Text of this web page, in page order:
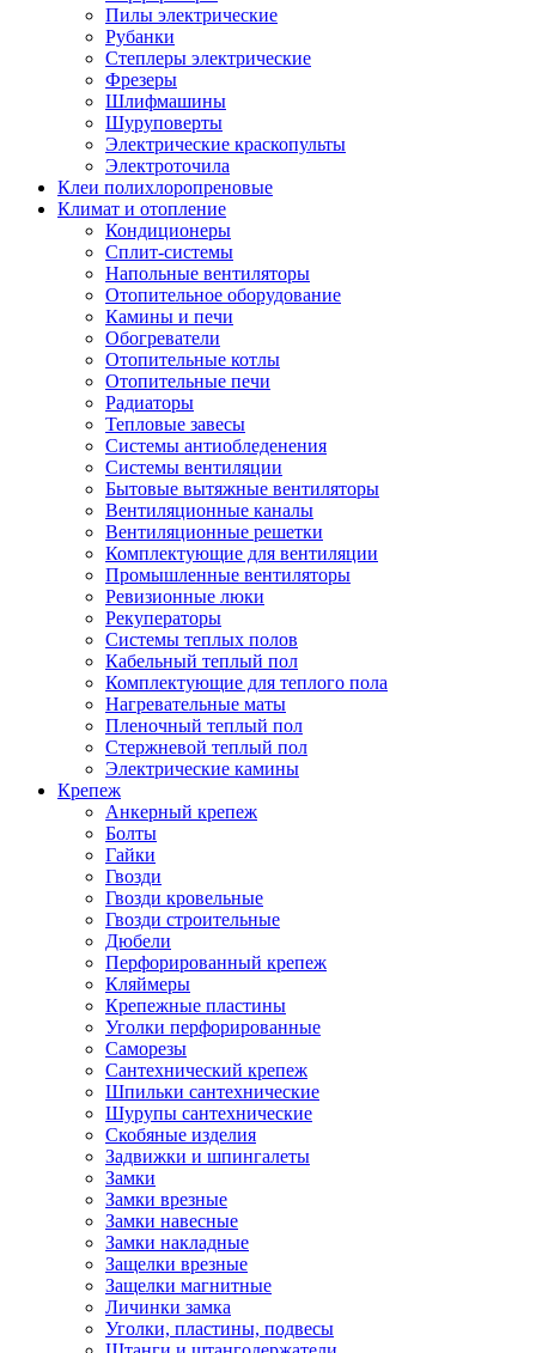
Пилы электрические
Рубанки
Степлеры электрические
Фрезеры
Шлифмашины
Шуруповерты
Электрические краскопульты
Электроточила
Клеи полихлоропреновые
Климат и отопление
Кондиционеры
Сплит-системы
Напольные вентиляторы
Отопительное оборудование
Камины и печи
Обогреватели
Отопительные котлы
Отопительные печи
Радиаторы
Тепловые завесы
Системы антиобледенения
Системы вентиляции
Бытовые вытяжные вентиляторы
Вентиляционные каналы
Вентиляционные решетки
Комплектующие для вентиляции
Промышленные вентиляторы
Ревизионные люки
Рекуператоры
Системы теплых полов
Кабельный теплый пол
Комплектующие для теплого пола
Нагревательные маты
Пленочный теплый пол
Стержневой теплый пол
Электрические камины
Крепеж
Анкерный крепеж
Болты
Гайки
Гвозди
Гвозди кровельные
Гвозди строительные
Дюбели
Перфорированный крепеж
Кляймеры
Крепежные пластины
Уголки перфорированные
Саморезы
Сантехнический крепеж
Шпильки сантехнические
Шурупы сантехнические
Скобяные изделия
Задвижки и шпингалеты
Замки
Замки врезные
Замки навесные
Замки накладные
Защелки врезные
Защелки магнитные
Личинки замка
Уголки, пластины, подвесы